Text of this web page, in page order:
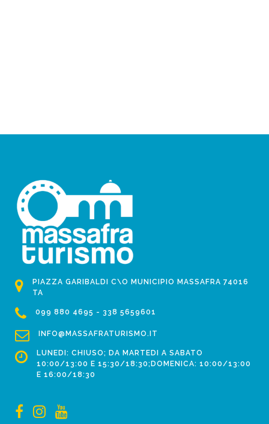
PIAZZA GARIBALDI C\O MUNICIPIO MASSAFRA 74016
TA
099 880 4695 - 338 5659601
INFO@MASSAFRATURISMO.IT
LUNEDI: CHIUSO; DA MARTEDI A SABATO
10:00/13:00 E 15:30/18:30;DOMENICA: 10:00/13:00
E 16:00/18:30